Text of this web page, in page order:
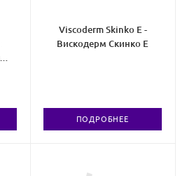
Viscoderm Skinko E -
Вискодерм Скинко Е
ПОДРОБНЕЕ